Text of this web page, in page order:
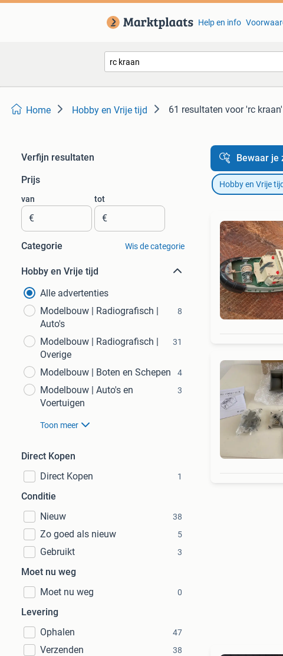
Help en info
Home Hobby en Vrije tijd 61 resultaten voor 'rc kraan'
Verfijn resultaten
Prijs
van
€
tot
€
Categorie Wis de categorie
Hobby en Vrije tijd
Alle advertenties
Modelbouw | Radiografisch |
Auto's
8
Modelbouw | Radiografisch |
Overige
31
Modelbouw | Boten en Schepen 4
Modelbouw | Auto's en
Voertuigen
3
Toon meer
Direct Kopen
Direct Kopen
1
Conditie
Nieuw
38
Zo goed als nieuw 5
Gebruikt 3
Moet nu weg
Moet nu weg
0
Levering
Ophalen
47
Verzenden 38
Bewaar je
Hobby en Vrije tijd